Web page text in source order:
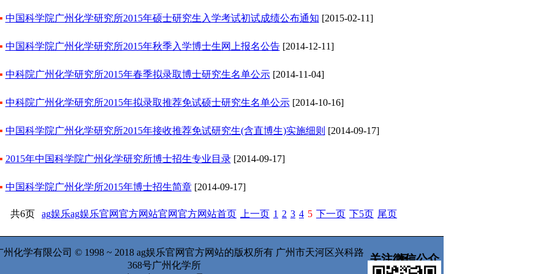
中国科学院广州化学研究所2015年硕士研究生入学考试初试成绩公布通知 [2015-02-11]
中国科学院广州化学研究所2015年秋季入学博士生网上报名公告[2014-12-11]
中科院广州化学研究所2015年春季拟录取博士研究生名单公示[2014-11-04]
中科院广州化学研究所2015年拟录取推荐免试硕士研究生名单公示[2014-10-16]
中国科学院广州化学研究所2015年接收推荐免试研究生(含直博生)实施细则 [2014-09-17]
2015年中国科学院广州化学研究所博士招生专业目录[2014-09-17]
中国科学院广州化学所2015年博士招生简章[2014-09-17]
共6页 ag娱乐ag娱乐官网官方网站官网官方网站首页 上一页 1 2 3 4 5 下一页 下5页 尾页
州化学有限公司 © 1998 ~ 2018 ag娱乐官网官方网站的版权所有 广州市天河区兴科路
368号广州化学所
关注微信公众号